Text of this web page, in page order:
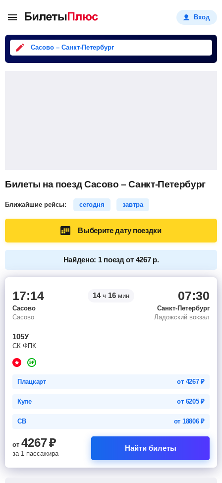
Вход
Сасово – Санкт-Петербург
Билеты на поезд Сасово – Санкт-Петербург
Ближайшие рейсы: сегодня завтра
Выберите дату поездки
Найдено: 1 поезд от 4267 р.
17:14 14ч 16 мин 07:30
Сасово
Санкт-Петербург
Сасово
Ладожский вокзал
105У
СК ФПК
Плацкарт от 4267₽
Купе от 6205₽
СВ от 18806₽
от 4267₽
за 1 пассажира
Найти билеты